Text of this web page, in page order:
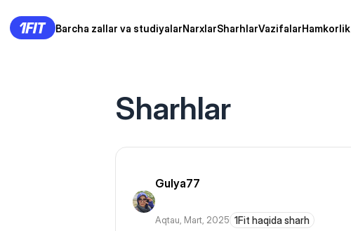
Barcha zallar va studiyalarNarxlarSharhlarVazifalarHamkorlik
Sharhlar
Gulya77
Aqtau, Mart, 2025 1Fit haqida sharh